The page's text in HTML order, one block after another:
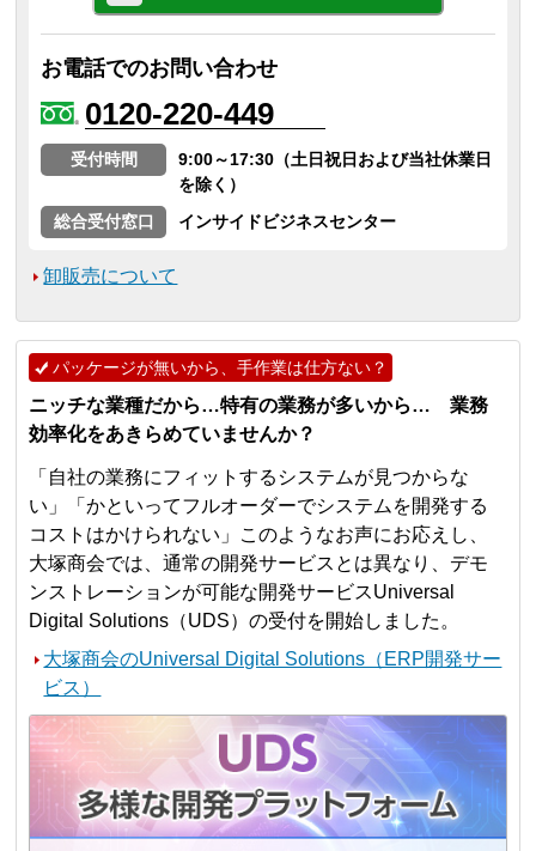
お電話でのお問い合わせ
0120-220-449
受付時間
9:00～17:30（土日祝日および当社休業日
を除く）
総合受付窓口
インサイドビジネスセンター
卸販売について
パッケージが無いから、手作業は仕方ない？
ニッチな業種だから…特有の業務が多いから… 業務
効率化をあきらめていませんか？
「自社の業務にフィットするシステムが見つからな
い」「かといってフルオーダーでシステムを開発する
コストはかけられない」このようなお声にお応えし、
大塚商会では、通常の開発サービスとは異なり、デモ
ンストレーションが可能な開発サービスUniversal
Digital Solutions（UDS）の受付を開始しました。
大塚商会のUniversal Digital Solutions（ERP開発サー
ビス）